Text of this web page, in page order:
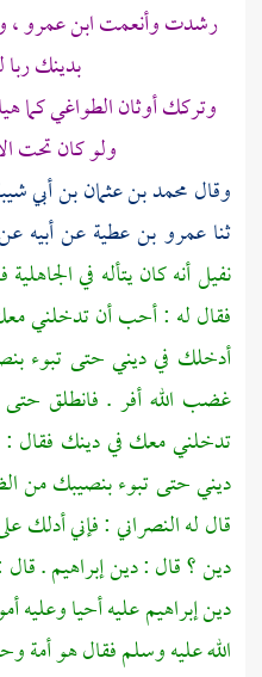
رشدت وأنعمت ابن عمرو ،
بدينك
وتركك أوثان الطواغي كما
ولو كان تحت
وقالمحمد بن عثمان بن أبي
ثناعمرو بن عطيةعن أبيه
نفيلأنه كان يتأله في
فقال له : أحب أن تدخلني
أدخلك في ديني حتى تبوء
غضب الله أفر . فانطلق
تدخلني معك في دينك
ديني حتى تبوء بنصيبك من
قال له النصراني : فإني أدلك
دين ؟ قال : دينإبراهيم. قال
دينإبراهيمعليه أحيا وعليه
الله عليه وسلم فقال هو أمة